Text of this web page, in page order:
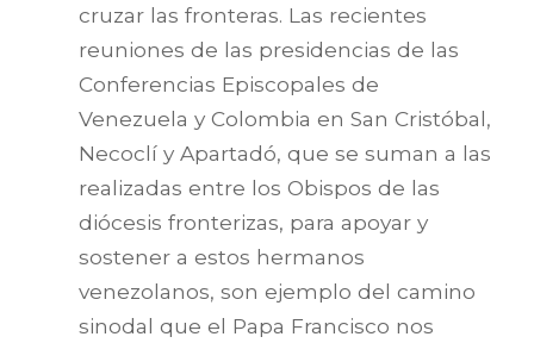
cruzar las fronteras. Las recientes
reuniones de las presidencias de las
Conferencias Episcopales de
Venezuela y Colombia en San Cristóbal,
Necoclí y Apartadó, que se suman a las
realizadas entre los Obispos de las
diócesis fronterizas, para apoyar y
sostener a estos hermanos
venezolanos, son ejemplo del camino
sinodal que el Papa Francisco nos